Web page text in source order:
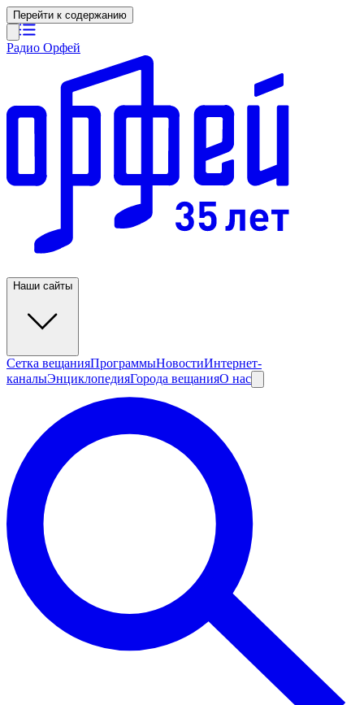
Перейти к содержанию
Радио Орфей
Наши сайты
Сетка вещанияПрограммыНовостиИнтернет-
каналыЭнциклопедияГорода вещанияО нас